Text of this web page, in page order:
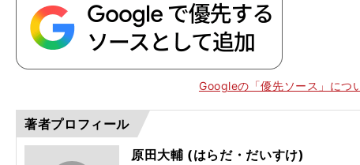
Googleの「優先ソース」につ
著者プロフィール
原田大輔 (はらだ・だいすけ)
ち」